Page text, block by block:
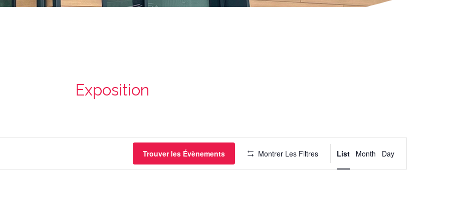
Exposition
Trouver les Évènements Montrer Les Filtres
Navigation
List Month Day